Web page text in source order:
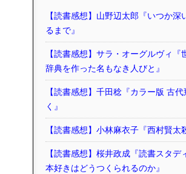
【読書感想】山野辺太郎『いつか深
るまで』
【読書感想】サラ・オーグルヴィ『
辞典を作った名もなき人びと』
【読書感想】千田稔『カラー版 古
く』
【読書感想】小林麻衣子『西村賢太
【読書感想】桜井政成『読書スタ
本好きはどうつくられるのか』